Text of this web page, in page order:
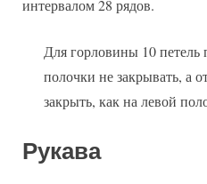
интервалом 28 рядов.
Для горловины 10 петель
полочки не закрывать, а
закрыть, как на левой
Рукава